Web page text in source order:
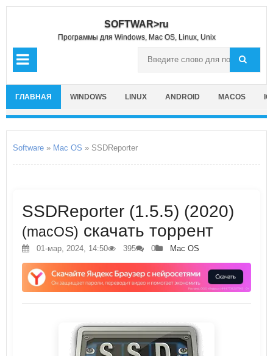
SOFTWAR>ru
Программы для Windows, Mac OS, Linux, Unix
ГЛАВНАЯ WINDOWS LINUX ANDROID MACOS
Software » Mac OS » SSDReporter
SSDReporter (1.5.5) (2020)
(macOS) скачать торрент
01-мар, 2024, 14:50 395 0 Mac OS